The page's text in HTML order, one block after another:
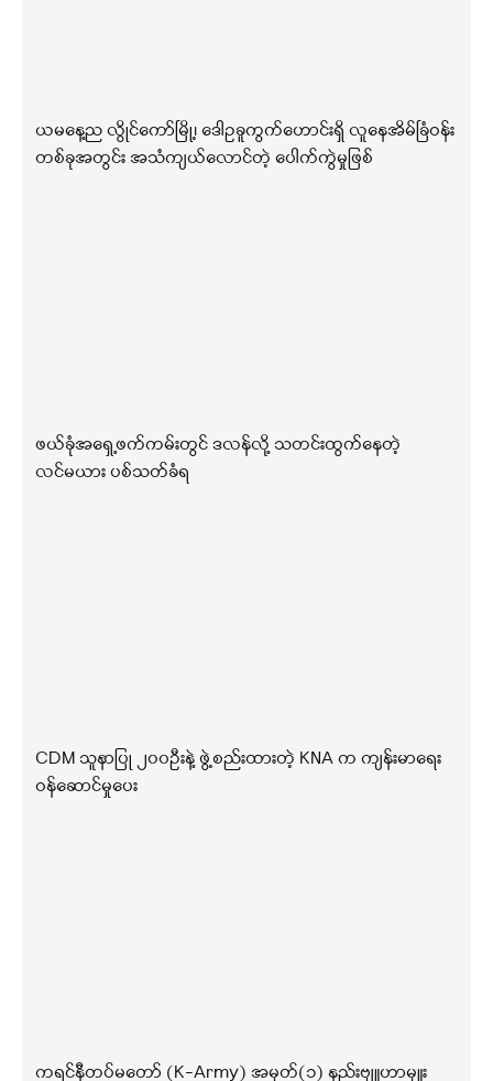
ယမနေ့ည လွိုင်ကော်မြို့၊ ဒေါဥခူကွက်ဟောင်းရှိ လူနေအိမ်ခြံဝန်း
တစ်ခုအတွင်း အသံကျယ်လောင်တဲ့ ပေါက်ကွဲမှုဖြစ်
ဖယ်ခုံအရှေ့ဖက်ကမ်းတွင် ဒလန်လို့ သတင်းထွက်နေတဲ့
လင်မယား ပစ်သတ်ခံရ
CDM သူနာပြု ၂၀၀ဦးနဲ့ ဖွဲ့စည်းထားတဲ့ KNA က ကျန်းမာရေး
ဝန်ဆောင်မှုပေး
ကရင်နီတပ်မတော် (K-Army) အမှတ်(၁) နည်းဗျူဟာမှူး